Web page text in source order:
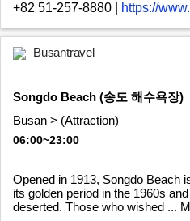
+82 51-257-8880 https://
Busantravel
Songdo Beach (송도 해수욕장)
Busan > (Attraction)
06:00~23:00
Opened in 1913, Songdo Beach
its golden period in the 1960s
deserted. Those who wished ...